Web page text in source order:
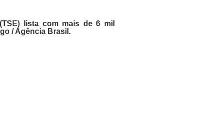
lista com mais de 6 mil
/ Agência Brasil.